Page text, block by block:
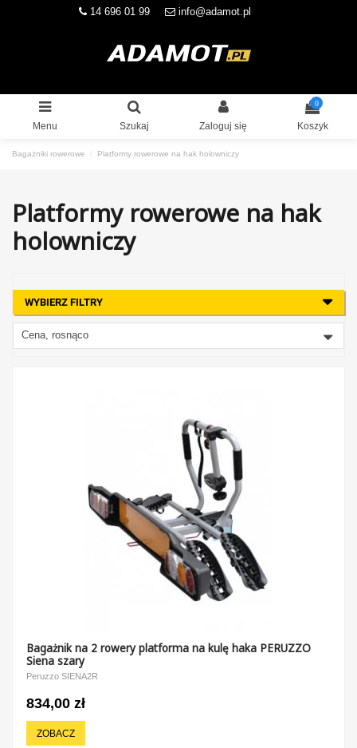
14 696 01 99 info@adamot.pl
Menu Szukaj Zaloguj się
0
Koszyk
Bagażniki rowerowe Platformy rowerowe na hak holowniczy
Platformy rowerowe na hak
holowniczy
WYBIERZ FILTRY
Cena, rosnąco
Bagażnik na 2 rowery platforma na kulę haka PERUZZO
Siena szary
Peruzzo SIENA2R
834,00 zł
ZOBACZ